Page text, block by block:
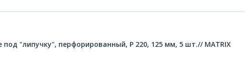
"липучку", перфорированный, P 220, 125 мм, 5 шт.// MATRIX